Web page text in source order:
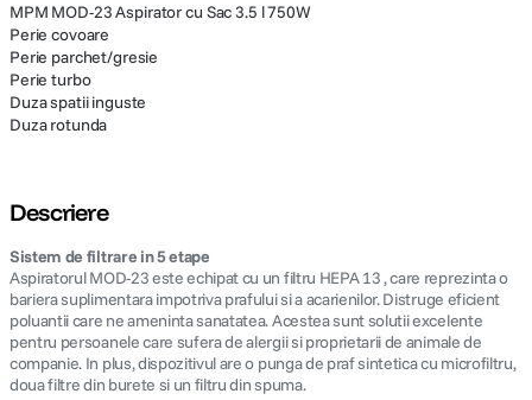
MPM MOD-23 Aspirator cu Sac 3.5 l 750W
Perie covoare
Perie parchet/gresie
Perie turbo
Duza spatii inguste
Duza rotunda
Descriere
Sistem de filtrare in 5 etape
Aspiratorul MOD-23 este echipat cu un filtru HEPA 13 , care reprezinta o
bariera suplimentara impotriva prafului si a acarienilor. Distruge eficient
poluantii care ne ameninta sanatatea. Acestea sunt solutii excelente
pentru persoanele care sufera de alergii si proprietarii de animale de
companie. In plus, dispozitivul are o punga de praf sintetica cu microfiltru,
doua filtre din burete si un filtru din spuma.